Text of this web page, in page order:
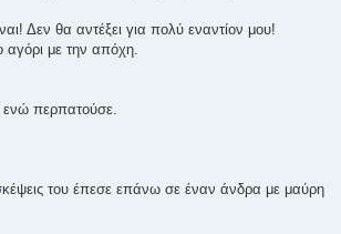
Δεν θα αντέξει για πολύ εναντίον μου!
αγόρι με την απόχη.
ενώ περπατούσε.
του έπεσε επάνω σε έναν άνδρα με μαύρη